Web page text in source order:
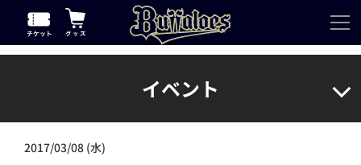
イベント
2017/03/08 (水)